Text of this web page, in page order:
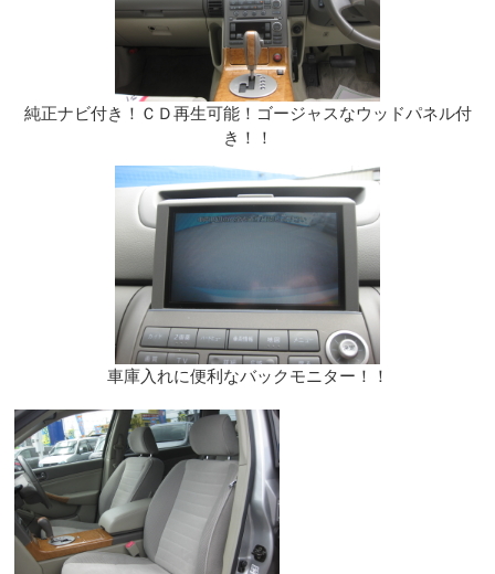
純正ナビ付き！ＣＤ再生可能！ゴージャスなウッドパネル付
き！！
車庫入れに便利なバックモニター！！